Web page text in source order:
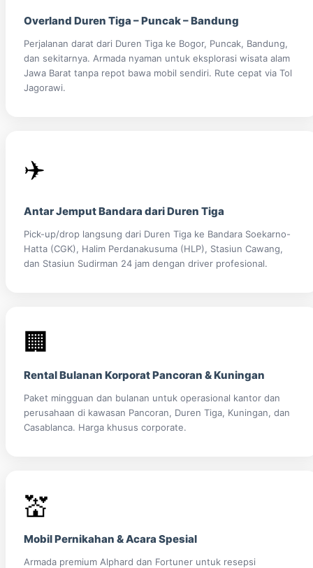
Overland Duren Tiga – Puncak – Bandung
Perjalanan darat dari Duren Tiga ke Bogor, Puncak, Bandung,
dan sekitarnya. Armada nyaman untuk eksplorasi wisata alam
Jawa Barat tanpa repot bawa mobil sendiri. Rute cepat via Tol
Jagorawi.
✈️
Antar Jemput Bandara dari Duren Tiga
Pick-up/drop langsung dari Duren Tiga ke Bandara Soekarno-
Hatta (CGK), Halim Perdanakusuma (HLP), Stasiun Cawang,
dan Stasiun Sudirman 24 jam dengan driver profesional.
🏢
Rental Bulanan Korporat Pancoran & Kuningan
Paket mingguan dan bulanan untuk operasional kantor dan
perusahaan di kawasan Pancoran, Duren Tiga, Kuningan, dan
Casablanca. Harga khusus corporate.
💒
Mobil Pernikahan & Acara Spesial
Armada premium Alphard dan Fortuner untuk resepsi